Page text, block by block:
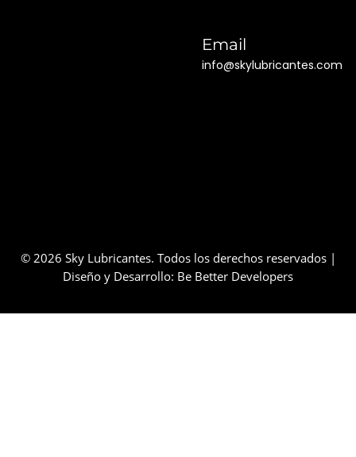
Email
info@skylubricantes.com
© 2026 Sky Lubricantes. Todos los derechos reservados |
Diseño y Desarrollo: Be Better Developers